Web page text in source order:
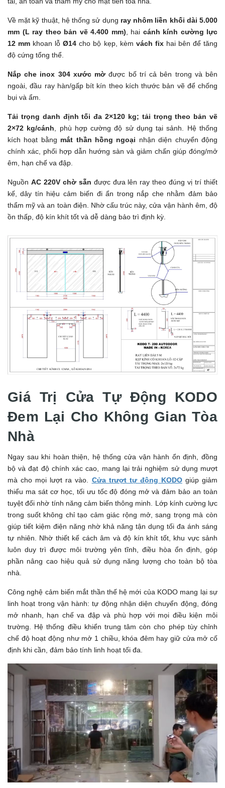
Về mặt kỹ thuật, hệ thống sử dụng ray nhôm liền khối dài 5.000
mm (L ray theo bản vẽ 4.400 mm) , hai cánh kính cường lực
12 mm khoan lỗØ14 cho bộ kẹp, kèm vách fixhai bên để tăng
độ cứng tổng thể.
Nắp che inox 304 xước mờ được bố trí cả bên trong và bên
ngoài, đầu ray hàn/gấp bít kín theo kích thước bản vẽ để chống
bụi và ẩm.
Tải trọng danh định tối đa 2×120 kg; tải trọng theo bản vẽ
2×72 kg/cánh , phù hợp cường độ sử dụng tại sảnh. Hệ thống
kích hoạt bằng mắt thần hồng ngoại nhận diện chuyển động
chính xác, phối hợp dẫn hướng sàn và giảm chấn giúp đóng/mở
êm, hạn chế va đập.
Nguồn AC 220V chờ sẵn được đưa lên ray theo đúng vị trí thiết
kế, dây tín hiệu cảm biến đi ẩn trong nắp che nhằm đảm bảo
thẩm mỹ và an toàn điện. Nhờ cấu trúc này, cửa vận hành êm, độ
ồn thấp, độ kín khít tốt và dễ dàng bảo trì định kỳ.
Giá Trị Cửa Tự Động KODO
Đem Lại Cho Không Gian Tòa
Nhà
Ngay sau khi hoàn thiện, hệ thống cửa vận hành ổn định, đồng
bộ và đạt độ chính xác cao, mang lại trải nghiệm sử dụng mượt
mà cho mọi lượt ra vào. Cửa trượt tự động KODOgiúp giảm
thiểu ma sát cơ học, tối ưu tốc độ đóng mở và đảm bảo an toàn
tuyệt đối nhờ tính năng cảm biến thông minh. Lớp kính cường lực
trong suốt không chỉ tạo cảm giác rộng mở, sang trọng mà còn
giúp tiết kiệm điện năng nhờ khả năng tận dụng tối đa ánh sáng
tự nhiên. Nhờ thiết kế cách âm và độ kín khít tốt, khu vực sảnh
luôn duy trì được môi trường yên tĩnh, điều hòa ổn định, góp
phần nâng cao hiệu quả sử dụng năng lượng cho toàn bộ tòa
nhà.
Công nghệ cảm biến mắt thần thế hệ mới của KODO mang lại sự
linh hoạt trong vận hành: tự động nhận diện chuyển động, đóng
mở nhanh, hạn chế va đập và phù hợp với mọi điều kiện môi
trường. Hệ thống điều khiển trung tâm còn cho phép tùy chỉnh
chế độ hoạt động như mở 1 chiều, khóa đêm hay giữ cửa mở cố
định khi cần, đảm bảo tính linh hoạt tối đa.